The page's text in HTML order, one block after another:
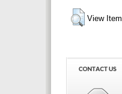
View Item